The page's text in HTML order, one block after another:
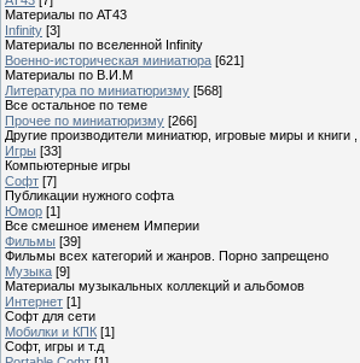
Материалы по AT43
Infinity [3]
Материалы по вселенной Infinity
Военно-историческая миниатюра [621]
Материалы по В.И.М
Литература по миниатюризму [568]
Все остальное по теме
Прочее по миниатюризму [266]
Другие производители миниатюр, игровые миры и книги
Игры [33]
Компьютерные игры
Софт [7]
Публикации нужного софта
Юмор [1]
Все смешное именем Империи
Фильмы [39]
Фильмы всех категорий и жанров. Порно запрещено
Музыка [9]
Материалы музыкальных коллекций и альбомов
Интернет [1]
Софт для сети
Мобилки и КПК [1]
Софт, игры и т.д